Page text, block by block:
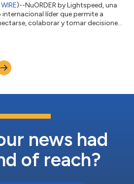
)--NuORDER by Lightspeed, una
líder que permite a
colaborar y tomar decisiones
las prestaciones de NuORDER se
y Bergdorf Goodman para ayudar
reinventar...
news had
of reach?